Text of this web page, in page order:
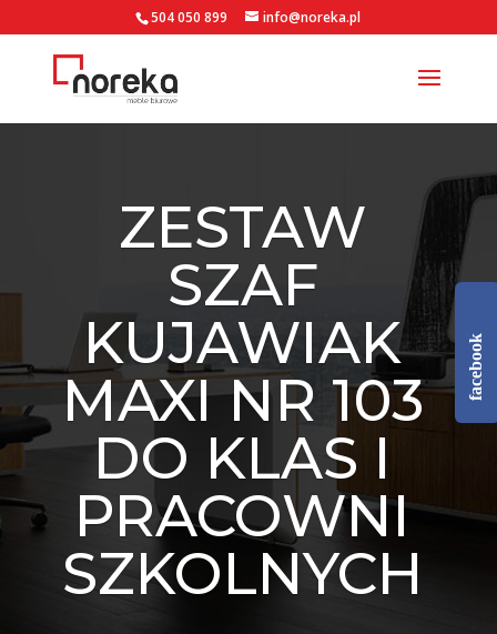
facebook
504 050 899 info@noreka.pl
ZESTAW
SZAF
KUJAWIAK
MAXI NR 103
DO KLAS I
PRACOWNI
SZKOLNYCH